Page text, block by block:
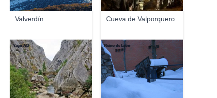
Valverdín Cueva de Valporquero
Yago AB Reino de León